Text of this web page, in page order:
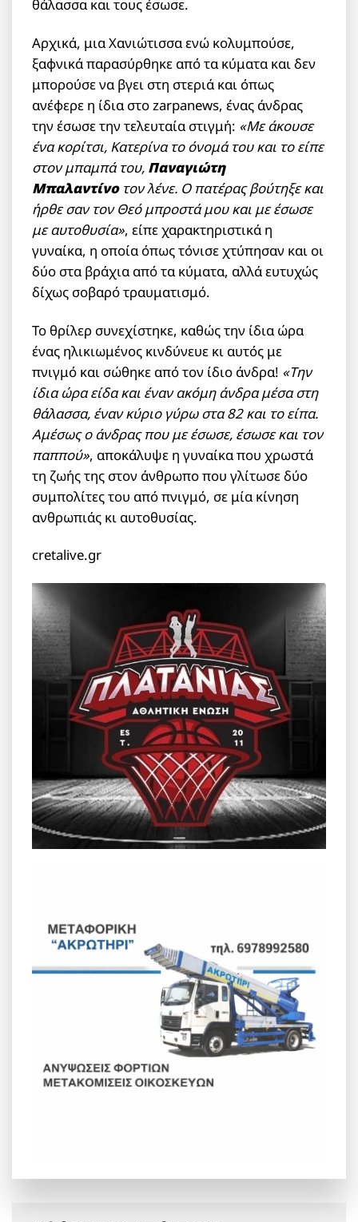
θάλασσα και τους έσωσε.
Αρχικά, μια Χανιώτισσα ενώ κολυμπούσε,
ξαφνικά παρασύρθηκε από τα κύματα και δεν
μπορούσε να βγει στη στεριά και όπως
ανέφερε η ίδια στο zarpanews, ένας άνδρας
την έσωσε την τελευταία στιγμή: «Με άκουσε
ένα κορίτσι, Κατερίνα το όνομά του και το είπε
στον μπαμπά του, Παναγιώτη
Μπαλαντίνοτον λένε. Ο πατέρας βούτηξε και
ήρθε σαν τον Θεό μπροστά μου και με έσωσε
με αυτοθυσία», είπε χαρακτηριστικά η
γυναίκα, η οποία όπως τόνισε χτύπησαν και οι
δύο στα βράχια από τα κύματα, αλλά ευτυχώς
δίχως σοβαρό τραυματισμό.
Το θρίλερ συνεχίστηκε, καθώς την ίδια ώρα
ένας ηλικιωμένος κινδύνευε κι αυτός με
πνιγμό και σώθηκε από τον ίδιο άνδρα! «Την
ίδια ώρα είδα και έναν ακόμη άνδρα μέσα στη
θάλασσα, έναν κύριο γύρω στα 82 και το είπα.
Αμέσως ο άνδρας που με έσωσε, έσωσε και τον
παππού», αποκάλυψε η γυναίκα που χρωστά
τη ζωής της στον άνθρωπο που γλίτωσε δύο
συμπολίτες του από πνιγμό, σε μία κίνηση
ανθρωπιάς κι αυτοθυσίας.
cretalive.gr